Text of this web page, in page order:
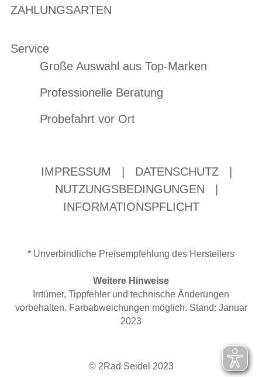
ZAHLUNGSARTEN
Service
Große Auswahl aus Top-Marken
Professionelle Beratung
Probefahrt vor Ort
IMPRESSUM DATENSCHUTZ
NUTZUNGSBEDINGUNGEN
INFORMATIONSPFLICHT
* Unverbindliche Preisempfehlung des Herstellers
Weitere Hinweise
Irrtümer, Tippfehler und technische Änderungen
vorbehalten. Farbabweichungen möglich. Stand: Januar
2023
© 2Rad Seidel 2023